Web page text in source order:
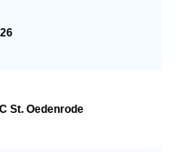
St. Oedenrode